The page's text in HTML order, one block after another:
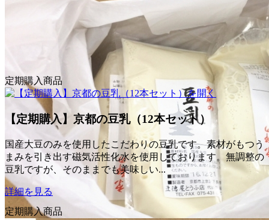
京都の豆乳（300cc） 1本
NEW
国産大豆のみを使用したこだわりの豆乳です。素材がもつ
無調整の豆乳ですが、そのままでも美味しい...
定期購入商品
【定期購入】京都の豆乳（12本セット）
国産大豆のみを使用したこだわりの豆乳です。素材がもつう
まみを引き出す磁気活性化水を使用しております。無調整の
豆乳ですが、そのままでも美味しい...
詳細を見る
定期購入商品